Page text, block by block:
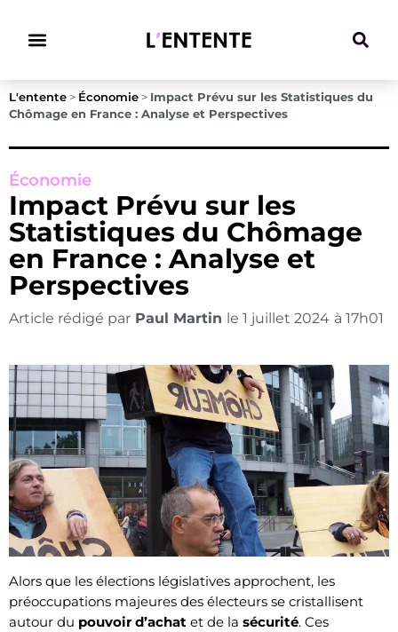
L'entente > Économie > Impact Prévu sur les Statistiques du
Chômage en France : Analyse et Perspectives
Économie
Impact Prévu sur les
Statistiques du Chômage
en France : Analyse et
Perspectives
Article rédigé par Paul Martin le 1 juillet 2024 à 17h01
Alors que les élections législatives approchent, les
préoccupations majeures des électeurs se cristallisent
autour du pouvoir d’achat et de la sécurité. Ces